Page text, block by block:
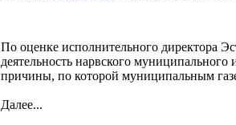
По оценке исполнительного директора
деятельность нарвского
причины, по которой муниципальным
Далее...